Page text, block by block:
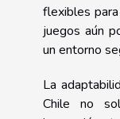
flexibles
juegos aún
un entorno
La
Chile no